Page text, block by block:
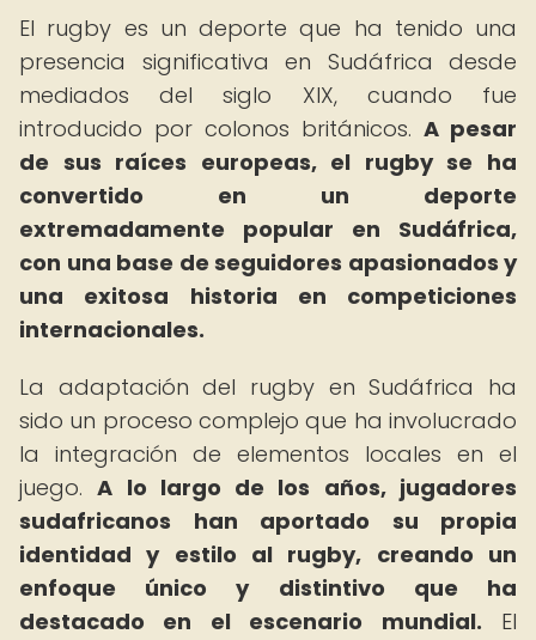
El rugby es un deporte que ha tenido una
presencia significativa en Sudáfrica desde
mediados del siglo XIX, cuando fue
introducido por colonos británicos. A pesar
de sus raíces europeas, el rugby se ha
convertido en un deporte
extremadamente popular en Sudáfrica,
con una base de seguidores apasionados y
una exitosa historia en competiciones
internacionales.
La adaptación del rugby en Sudáfrica ha
sido un proceso complejo que ha involucrado
la integración de elementos locales en el
juego.A lo largo de los años, jugadores
sudafricanos han aportado su propia
identidad y estilo al rugby, creando un
enfoque único y distintivo que ha
destacado en el escenario mundial. El